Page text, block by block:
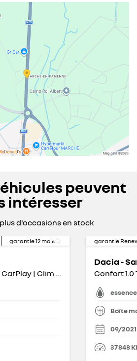
peuvent
intéresser
d'occasions en stock
garantie12 mois
| LPG 1.0 Tce 90cv | CarPlay | Clim Auto | Caméra
garantie
Dacia -
Confort 1.0
essence
Boîte
09/2021
37 848